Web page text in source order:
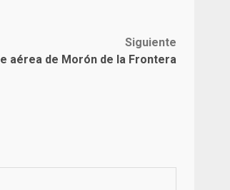
Siguiente
aérea de Morón de la Frontera